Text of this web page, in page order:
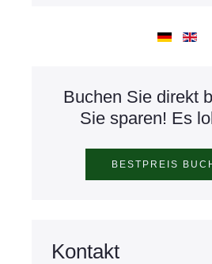
Buchen Sie direkt
Sie sparen! Es
Kontakt